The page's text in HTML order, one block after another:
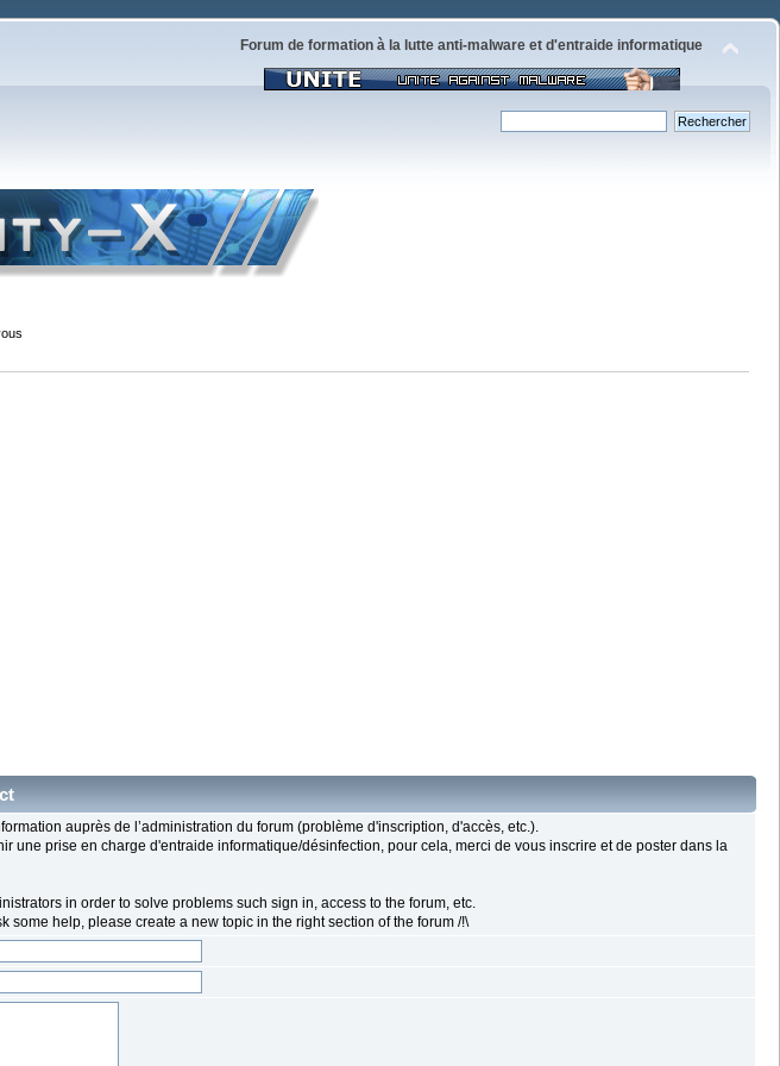
Forum de formation à la lutte anti-malware et d'entraide informatique
auprès de l’administration du forum (problème d'inscription, d'accès, etc.).
une prise en charge d'entraide informatique/désinfection, pour cela, merci de vous inscrire et de poster dans la
in order to solve problems such sign in, access to the forum, etc.
some help, please create a new topic in the right section of the forum /!\